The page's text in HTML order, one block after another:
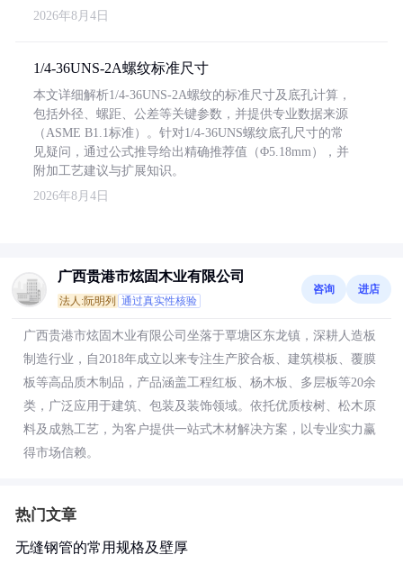
2026年8月4日
1/4-36UNS-2A螺纹标准尺寸
本文详细解析1/4-36UNS-2A螺纹的标准尺寸及底孔计算，
包括外径、螺距、公差等关键参数，并提供专业数据来源
（ASME B1.1标准）。针对1/4-36UNS螺纹底孔尺寸的常
见疑问，通过公式推导给出精确推荐值（Φ5.18mm），并
附加工艺建议与扩展知识。
2026年8月4日
广西贵港市炫固木业有限公司
法人:阮明列 通过真实性核验
咨询 进店
广西贵港市炫固木业有限公司坐落于覃塘区东龙镇，深耕人造板
制造行业，自2018年成立以来专注生产胶合板、建筑模板、覆膜
板等高品质木制品，产品涵盖工程红板、杨木板、多层板等20余
类，广泛应用于建筑、包装及装饰领域。依托优质桉树、松木原
料及成熟工艺，为客户提供一站式木材解决方案，以专业实力赢
得市场信赖。
热门文章
无缝钢管的常用规格及壁厚